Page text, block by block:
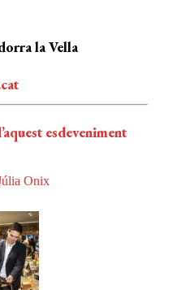
la Vella
esdeveniment